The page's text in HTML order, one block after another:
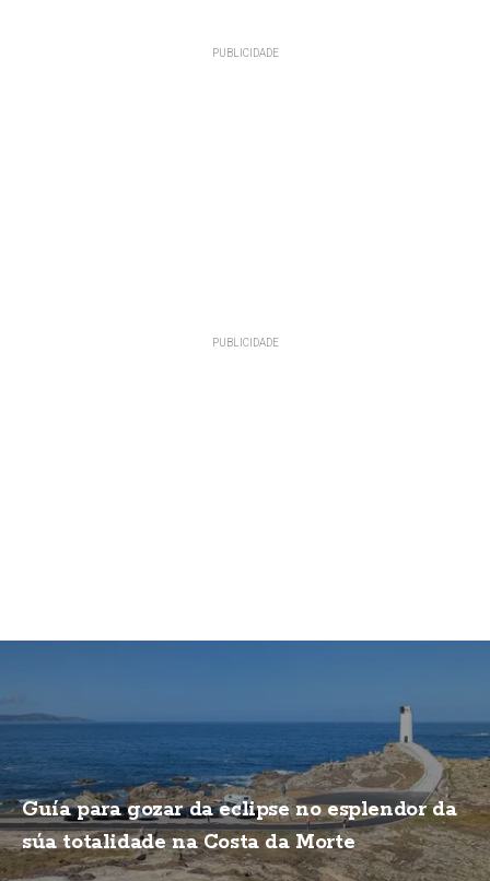
Guía para gozar da eclipse no esplendor da
súa totalidade na Costa da Morte